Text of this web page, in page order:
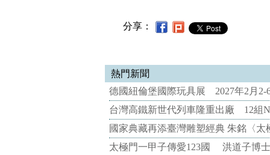
分享：
熱門新聞
德國紐倫堡國際玩具展 2027年2月2-
台灣高鐵新世代列車隆重出廠 12組
國家典藏再添臺灣雕塑經典 朱銘〈
太極門一甲子傳愛123國 洪道子博